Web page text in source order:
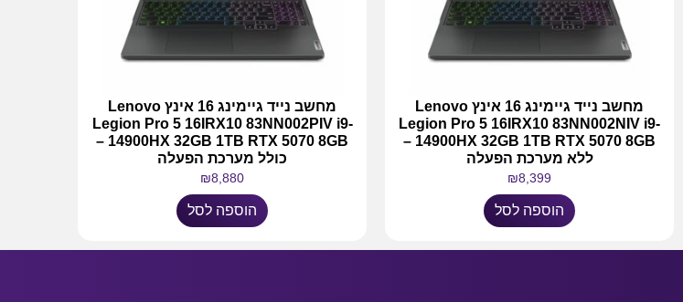
מחשב נייד גיימינג 16 אינץ Lenovo
Legion Pro 5 16IRX10 83NN002NIV i9-
14900HX 32GB 1TB RTX 5070 8GB –
ללא מערכת הפעלה
₪8,399
הוספה לסל
מחשב נייד גיימינג 16 אינץ Lenovo
Legion Pro 5 16IRX10 83NN002PIV i9-
14900HX 32GB 1TB RTX 5070 8GB –
כולל מערכת הפעלה
₪8,880
הוספה לסל